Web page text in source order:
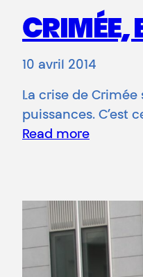
CRIMÉE,
10 avril 2014
La crise de
puissances. C’est
Read more